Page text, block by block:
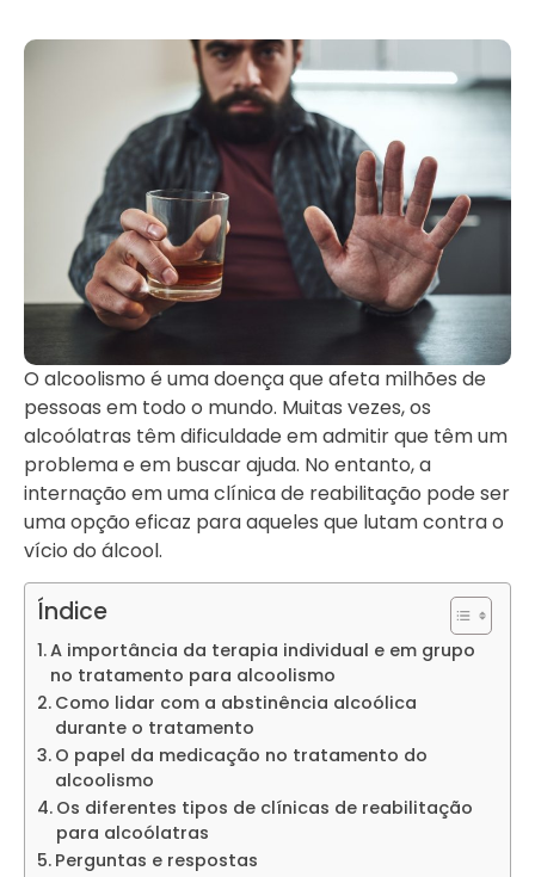
O alcoolismo é uma doença que afeta milhões de
pessoas em todo o mundo. Muitas vezes, os
alcoólatras têm dificuldade em admitir que têm um
problema e em buscar ajuda. No entanto, a
internação em uma clínica de reabilitação pode ser
uma opção eficaz para aqueles que lutam contra o
vício do álcool.
Índice
A importância da terapia individual e em grupo
no tratamento para alcoolismo
Como lidar com a abstinência alcoólica
durante o tratamento
O papel da medicação no tratamento do
alcoolismo
Os diferentes tipos de clínicas de reabilitação
para alcoólatras
Perguntas e respostas